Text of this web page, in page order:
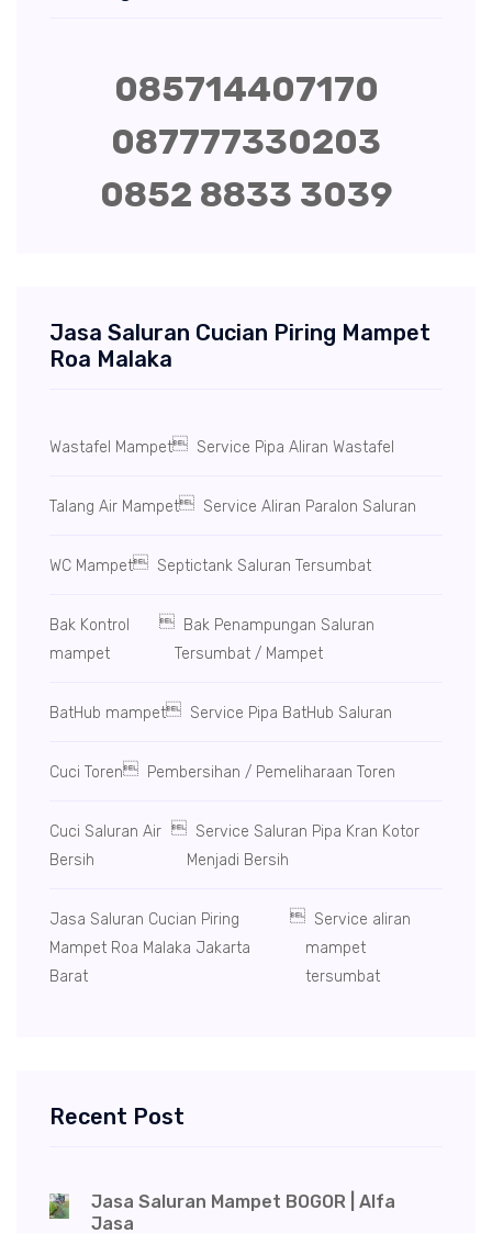
085714407170
087777330203
0852 8833 3039
Jasa Saluran Cucian Piring Mampet
Roa Malaka
Wastafel Mampet Service Pipa Aliran Wastafel
Talang Air Mampet Service Aliran Paralon Saluran
WC Mampet Septictank Saluran Tersumbat
Bak Kontrol
mampet
 Bak Penampungan Saluran
Tersumbat / Mampet
BatHub mampet Service Pipa BatHub Saluran
Cuci Toren Pembersihan / Pemeliharaan Toren
Cuci Saluran Air
Bersih
Service Saluran Pipa Kran Kotor
Menjadi Bersih
Jasa Saluran Cucian Piring
Mampet Roa Malaka Jakarta
Barat
 Service aliran
mampet
tersumbat
Recent Post
Jasa Saluran Mampet BOGOR | Alfa
Jasa